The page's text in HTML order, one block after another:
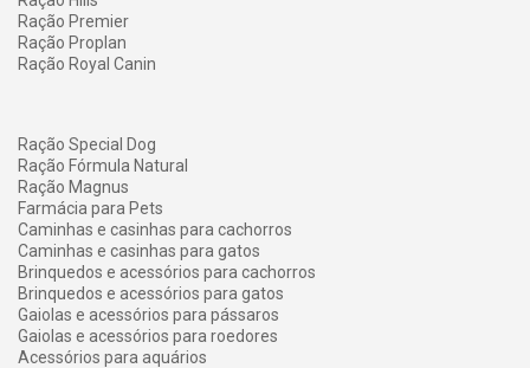
Ração Premier
Ração Proplan
Ração Royal Canin
Ração Special Dog
Ração Fórmula Natural
Ração Magnus
Farmácia para Pets
Caminhas e casinhas para cachorros
Caminhas e casinhas para gatos
Brinquedos e acessórios para cachorros
Brinquedos e acessórios para gatos
Gaiolas e acessórios para pássaros
Gaiolas e acessórios para roedores
Acessórios para aquários